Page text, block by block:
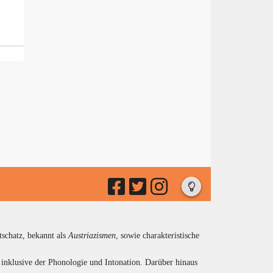
bekannt alsAustriazismen, sowie charakteristische
der Phonologie und Intonation. Darüber hinaus